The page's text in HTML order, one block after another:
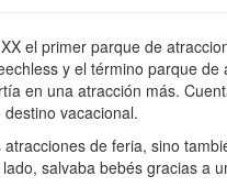
el primer parque de
y el término parque
en una atracción más.
vacacional.
de feria, sino
salvaba bebés gracias a